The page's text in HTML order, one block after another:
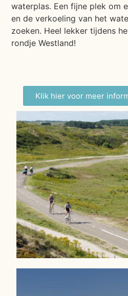
waterplas. Een fijne plek om
en de verkoeling van het
zoeken. Heel lekker tijdens
rondje Westland!
Klik hier voor meer